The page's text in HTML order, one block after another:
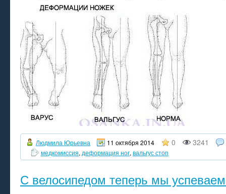
Людмила Юрьевна 11 октября 2014 0 3241
медкомиссия, деформация ног, вальгус стоп
С велосипедом теперь мы